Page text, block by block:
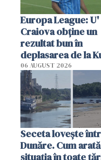
Europa League: U'
Craiova obține un
rezultat bun în
deplasarea de la
06 AUGUST 2026
Seceta lovește
Dunăre. Cum arată
situația în toate